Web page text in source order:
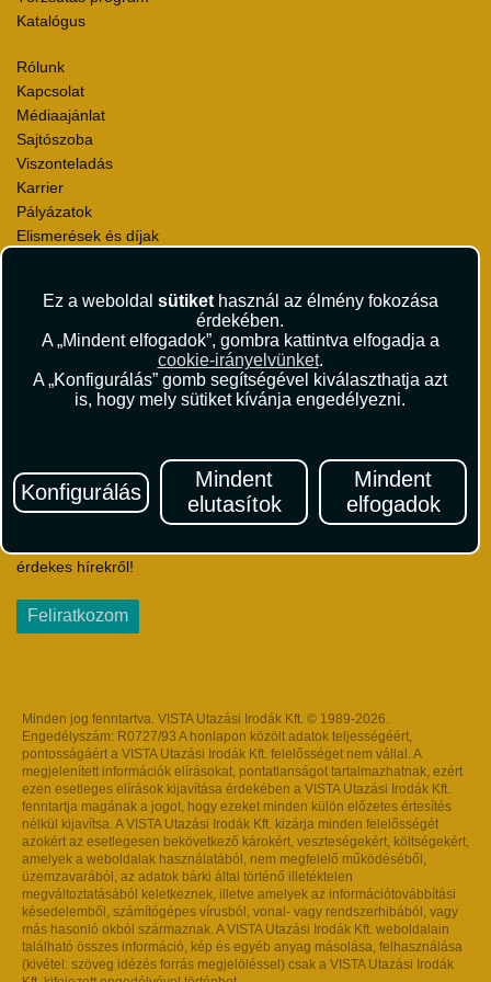
Ez a weboldal sütikethasznál az élmény fokozása
érdekében.
A „Mindent elfogadok”, gombra kattintva elfogadja a
cookie-irányelvünket.
A „Konfigurálás” gomb segítségével kiválaszthatja azt
is, hogy mely sütiket kívánja engedélyezni.
Konfigurálás
Mindent
elutasítok
Mindent
elfogadok
Katalógus
Rólunk
Kapcsolat
Médiaajánlat
Sajtószoba
Viszonteladás
Karrier
Pályázatok
Elismerések és díjak
Utazási Csomag Szerződési Feltételek
Útlemondás-biztosítás Szerződési Feltételek
Utasbiztosítás Szerződési Feltételek
Repülőjegy Szerződési Feltételek
Adatvédelem
Hírlevél
Iratkozzon fel Magyarország egyik legszínesebb utazási
érdekes hírekről!
Feliratkozom
Minden jog fenntartva. VISTA Utazási Irodák Kft. © 1989-2026.
Engedélyszám: R0727/93 A honlapon közölt adatok teljességéért,
pontosságáért a VISTA Utazási Irodák Kft. felelősséget nem vállal. A
megjelenített információk elírásokat, pontatlanságot tartalmazhatnak, ezért
ezen esetleges elírások kijavítása érdekében a VISTA Utazási Irodák Kft.
fenntartja magának a jogot, hogy ezeket minden külön előzetes értesítés
nélkül kijavítsa. A VISTA Utazási Irodák Kft. kizárja minden felelősségét
azokért az esetlegesen bekövetkező károkért, veszteségekért, költségekért,
amelyek a weboldalak használatából, nem megfelelő működéséből,
üzemzavarából, az adatok bárki által történő illetéktelen
megváltoztatásából keletkeznek, illetve amelyek az információtovábbítási
késedelemből, számítógépes vírusból, vonal- vagy rendszerhibából, vagy
más hasonló okból származnak. A VISTA Utazási Irodák Kft. weboldalain
található összes információ, kép és egyéb anyag másolása, felhasználása
(kivétel: szöveg idézés forrás megjelöléssel) csak a VISTA Utazási Irodák